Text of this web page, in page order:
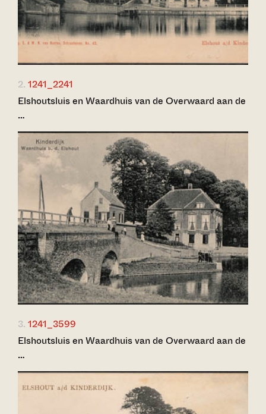
2. 1241_2241
Elshoutsluis en Waardhuis van de Overwaard aan de
…
3. 1241_3599
Elshoutsluis en Waardhuis van de Overwaard aan de
…